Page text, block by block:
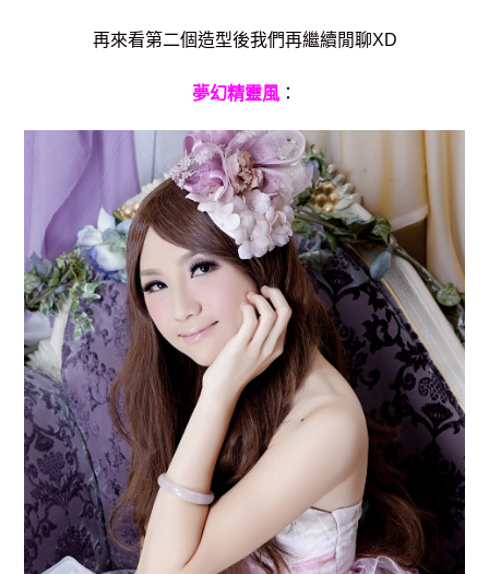
再來看第二個造型後我們再繼續閒聊XD
夢幻精靈風 ：